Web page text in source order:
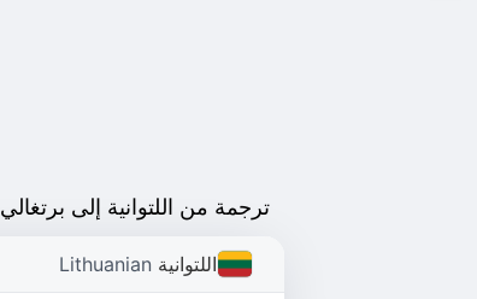
ترجمة من اللتوانية إلى برتغالي
اللتوانية Lithuanian